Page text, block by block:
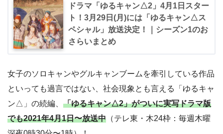
ドラマ「ゆるキャン△2」4月1日スター
ト！3月29日(月)には「ゆるキャン△ス
ペシャル」放送決定！｜シーズン1のお
さらいまとめ
女子のソロキャンやグルキャンブームを牽引している作品
といっても過言ではない、社会現象とも言える「ゆるキャ
ン△」の続編、 「ゆるキャン△2」がついに実写ドラマ版
でも2021年4月1日〜放送中 （テレ東・木24枠：毎週木曜